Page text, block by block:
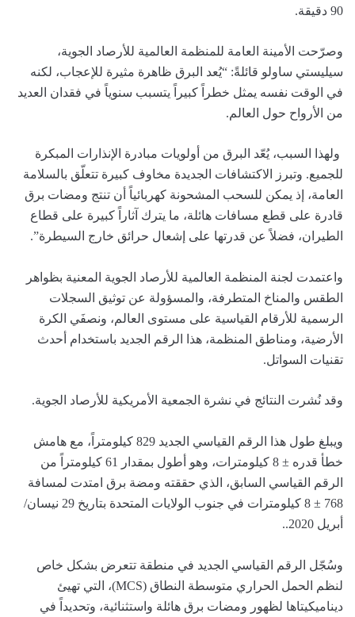
90 دقيقة.
وصرّحت الأمينة العامة للمنظمة العالمية للأرصاد الجوية،
سيليستي ساولو قائلةً: “يُعد البرق ظاهرة مثيرة للإعجاب، لكنه
في الوقت نفسه يمثل خطراً كبيراً يتسبب سنوياً في فقدان العديد
من الأرواح حول العالم.
ولهذا السبب، يُعّد البرق من أولويات مبادرة الإنذارات المبكرة
للجميع. وتبرز الاكتشافات الجديدة مخاوف كبيرة تتعلّق بالسلامة
العامة، إذ يمكن للسحب المشحونة كهربائياً أن تنتج ومضات برق
قادرة على قطع مسافات هائلة، ما يترك آثاراً كبيرة على قطاع
الطيران، فضلاً عن قدرتها على إشعال حرائق خارج السيطرة”.
واعتمدت لجنة المنظمة العالمية للأرصاد الجوية المعنية بظواهر
الطقس والمناخ المتطرفة، والمسؤولة عن توثيق السجلات
الرسمية للأرقام القياسية على مستوى العالم، ونصفَي الكرة
الأرضية، ومناطق المنظمة، هذا الرقم الجديد باستخدام أحدث
تقنيات السواتل.
وقد نُشرت النتائج في نشرة الجمعية الأمريكية للأرصاد الجوية.
ويبلغ طول هذا الرقم القياسي الجديد 829 كيلومتراً، مع هامش
خطأ قدره ± 8 كيلومترات، وهو أطول بمقدار 61 كيلومتراً من
الرقم القياسي السابق، الذي حققته ومضة برق امتدت لمسافة
768 ± 8 كيلومترات في جنوب الولايات المتحدة بتاريخ 29 نيسان/
أبريل 2020..
وسُجّل الرقم القياسي الجديد في منطقة تتعرض بشكل خاص
لنظم الحمل الحراري متوسطة النطاق (MCS)، التي تهيئ
ديناميكيتاها لظهور ومضات برق هائلة واستثنائية، وتحديداً في